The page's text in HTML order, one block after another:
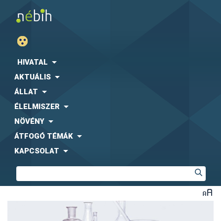
HIVATAL
AKTUÁLIS
ÁLLAT
ÉLELMISZER
NÖVÉNY
ÁTFOGÓ TÉMÁK
KAPCSOLAT